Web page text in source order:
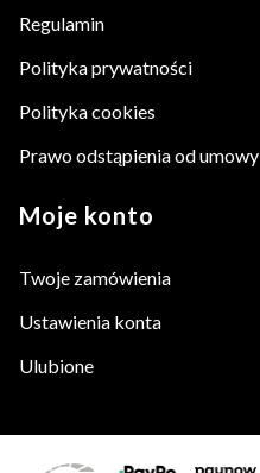
Regulamin
Polityka prywatności
Polityka cookies
Prawo odstąpienia od umowy
Moje konto
Twoje zamówienia
Ustawienia konta
Ulubione